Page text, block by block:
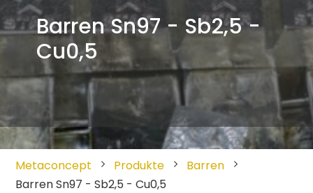
Barren Sn97 - Sb2,5 -
Cu0,5
Metaconcept Produkte
Barren
Barren Sn97 - Sb2,5 - Cu0,5